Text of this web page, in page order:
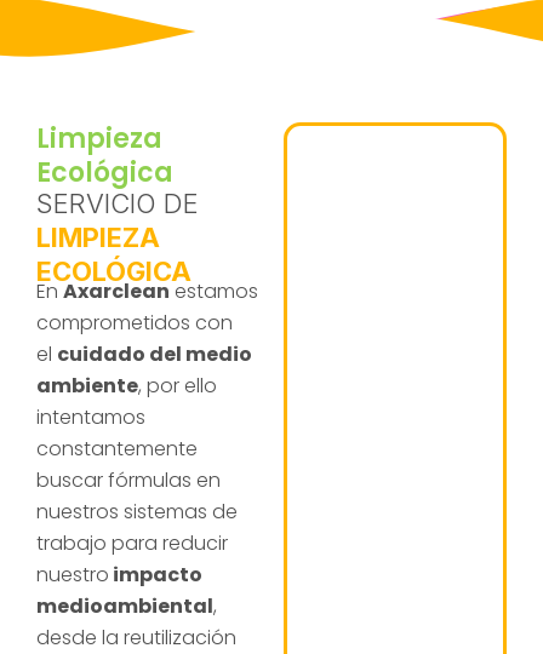
Limpieza
Ecológica
SERVICIO DE
LIMPIEZA
ECOLÓGICA
En Axarclean estamos
comprometidos con
el cuidado del medio
ambiente, por ello
intentamos
constantemente
buscar fórmulas en
nuestros sistemas de
trabajo para reducir
nuestro impacto
medioambiental,
desde la reutilización